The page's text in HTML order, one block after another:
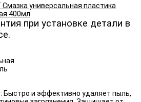
при установке детали в
Быстро и эффективно удаляет пыль,